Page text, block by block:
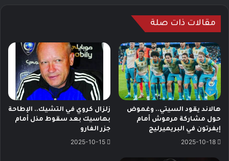
مقالات ذات صلة
هالاند يقود السيتي.. وغموض
حول مشاركة مرموش أمام
إيفرتون في البريميرليج
2025-10-18
زلزال كروي في التشيك.. الإطاحة
بهاسيك بعد سقوط مذل أمام
جزر الفارو
2025-10-15